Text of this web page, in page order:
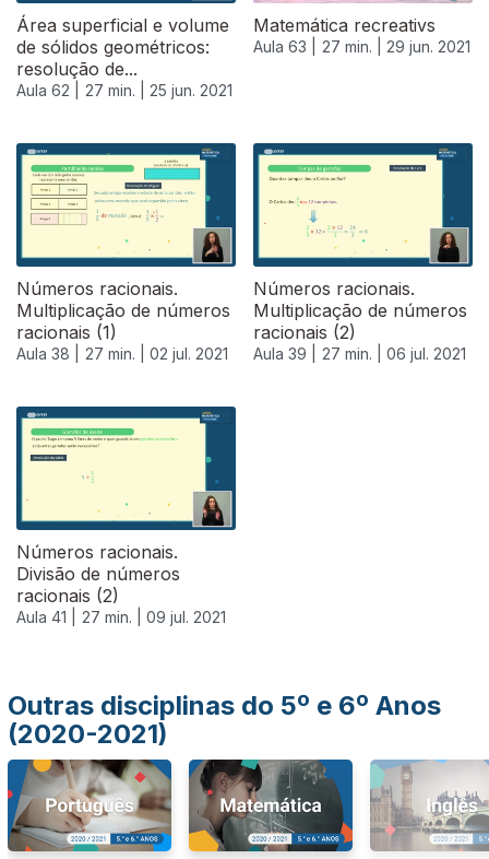
Área superficial e volume
de sólidos geométricos:
resolução de...
Aula 62 | 27 min. | 25 jun. 2021
Matemática recreativs
Aula 63 | 27 min. | 29 jun. 2021
Números racionais.
Multiplicação de números
racionais (1)
Aula 38 | 27 min. | 02 jul. 2021
Números racionais.
Multiplicação de números
racionais (2)
Aula 39 | 27 min. | 06 jul. 2021
Números racionais.
Divisão de números
racionais (2)
Aula 41 | 27 min. | 09 jul. 2021
556626
Outras disciplinas do 5º e 6º Anos
(2020-2021)